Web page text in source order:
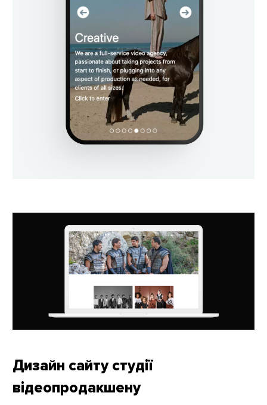
Дизайн сайту студії
відеопродакшену